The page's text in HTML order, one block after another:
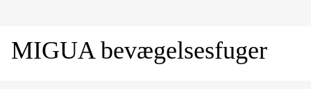
MIGUA bevægelsesfuger